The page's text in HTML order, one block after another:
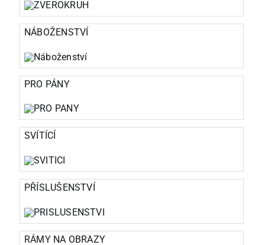
NÁBOŽENSTVÍ
PRO PÁNY
SVÍTÍCÍ
PŘÍSLUŠENSTVÍ
RÁMY NA OBRAZY